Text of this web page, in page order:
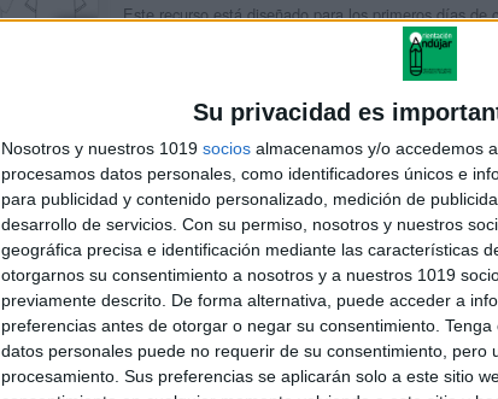
Su privacidad es
Nosotros y nuestros 1019 socios almacenamos y/o accedemos
procesamos datos personales, como identificadores únicos e
para publicidad y contenido personalizado, medición de
desarrollo de servicios. Con su permiso, nosotros y nuestros
geográfica precisa e identificación mediante las características
otorgarnos su consentimiento a nosotros y a nuestros 1019
previamente descrito. De forma alternativa, puede acceder a
preferencias antes de otorgar o negar su consentimiento. Tenga
datos personales puede no requerir de su consentimiento, pero
procesamiento. Sus preferencias se aplicarán solo a este sitio
Este recurso está diseñado para los primeros días de
fortalecer la convivencia en el aula desde el inicio. A
SEGUIR LEYENDO